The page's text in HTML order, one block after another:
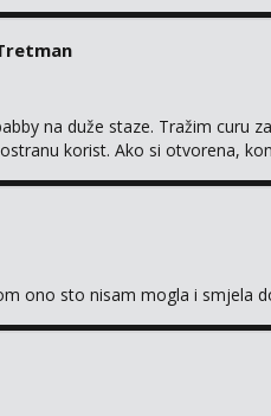
na duže staze. Tražim curu
korist. Ako si otvorena,
ono sto nisam mogla i smjela